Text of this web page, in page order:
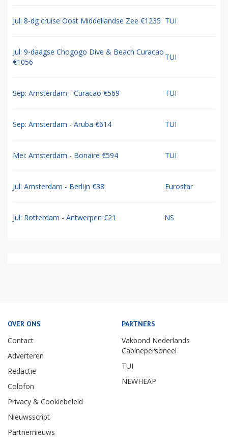
Jul: 8-dg cruise Oost Middellandse Zee €1235 TUI
Jul: 9-daagse Chogogo Dive & Beach Curacao
€1056
TUI
Sep: Amsterdam - Curacao €569 TUI
Sep: Amsterdam - Aruba €614 TUI
Mei: Amsterdam - Bonaire €594 TUI
Jul: Amsterdam - Berlijn €38 Eurostar
Jul: Rotterdam - Antwerpen €21 NS
OVER ONS
Contact
Adverteren
Redactie
Colofon
Privacy & Cookiebeleid
Nieuwsscript
Partnernieuws
PARTNERS
Vakbond Nederlands
Cabinepersoneel
TUI
NEWHEAP